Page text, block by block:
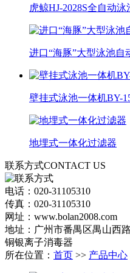
虎鲸HJ-2028S全自动
进口“海豚”大型泳池自
壁挂式泳池一体机BY-
地埋式一体化过滤器
联系方式CONTACT US
电话：020-31105310
传真：020-31105310
网址：www.bolan2008.com
地址：广州市番禺区禺山西
铜银离子消毒器
所在位置： 首页 >> 产品中心